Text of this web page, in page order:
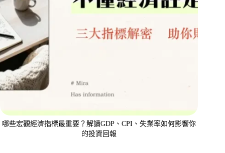
哪些宏觀經濟指標最重要？解讀GDP、CPI、失業率如何影響你
的投資回報